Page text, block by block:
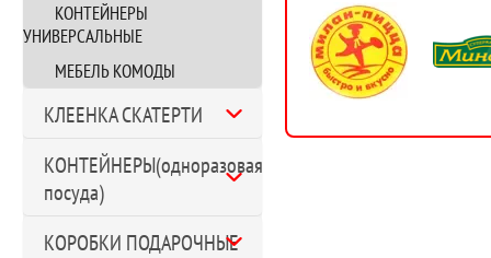
КОНТЕЙНЕРЫ
УНИВЕРСАЛЬНЫЕ
МЕБЕЛЬ КОМОДЫ
КЛЕЕНКА СКАТЕРТИ
КОНТЕЙНЕРЫ(одноразовая
посуда)
КОРОБКИ ПОДАРОЧНЫЕ